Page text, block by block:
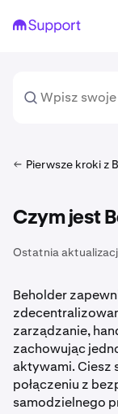
Pierwsze kroki z
Czym jest
Ostatnia
Beholder
zarządzanie,
zachowując
aktywami. Ciesz
połączeniu z
samodzielnego